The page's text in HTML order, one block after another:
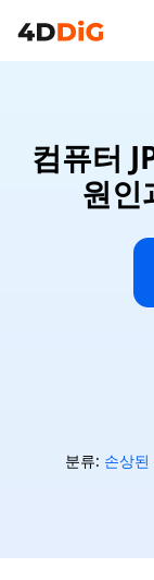
컴퓨터
원인
분류: 손상